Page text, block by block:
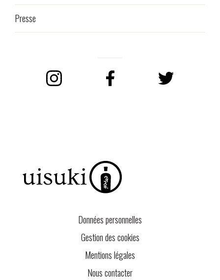
Presse
Données personnelles
Gestion des cookies
Mentions légales
Nous contacter